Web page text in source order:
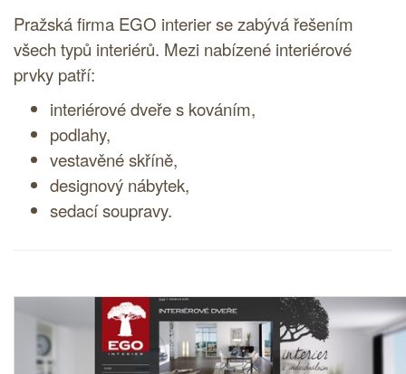
Pražská firma EGO interier se zabývá řešením
všech typů interiérů. Mezi nabízené interiérové
prvky patří:
interiérové dveře s kováním,
podlahy,
vestavěné skříně,
designový nábytek,
sedací soupravy.